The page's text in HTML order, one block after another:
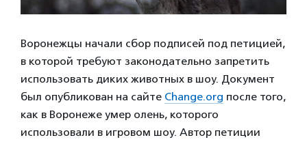
Воронежцы начали сбор подписей под петицией,
в которой требуют законодательно запретить
использовать диких животных в шоу. Документ
был опубликован на сайте Change.org после того,
как в Воронеже умер олень, которого
использовали в игровом шоу. Автор петиции